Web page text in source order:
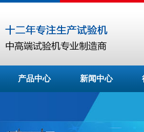
产品中心 新闻中心